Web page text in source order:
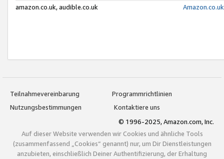
amazon.co.uk, audible.co.uk
Teilnahmevereinbarung
Programmrichtlinien
Nutzungsbestimmungen
Kontaktiere uns
© 1996-2025, Amazon.com, Inc.
Auf dieser Website verwenden wir Cookies und ähnliche Tools
(zusammenfassend „Cookies“ genannt) nur, um Dir Dienstleistungen
anzubieten, einschließlich Deiner Authentifizierung, der Erhaltung